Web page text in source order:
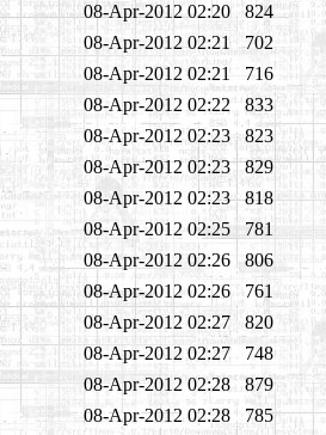
08-Apr-2012 02:20
824
08-Apr-2012 02:21
702
08-Apr-2012 02:21
716
08-Apr-2012 02:22
833
08-Apr-2012 02:23
823
08-Apr-2012 02:23
829
08-Apr-2012 02:23
818
08-Apr-2012 02:25
781
08-Apr-2012 02:26
806
08-Apr-2012 02:26
761
08-Apr-2012 02:27
820
08-Apr-2012 02:27
748
08-Apr-2012 02:28
879
08-Apr-2012 02:28
785